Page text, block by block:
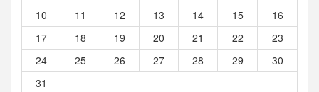
10
11 12 13 14 15
16
17
18 19 20 21 22
23
24
25 26 27 28 29
30
31